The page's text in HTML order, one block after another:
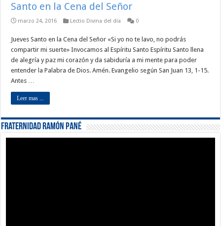
Santo en la Cena del Señor
marzo 24, 2016 Lectio Divina del día 0
Jueves Santo en la Cena del Señor «Si yo no te lavo, no podrás
compartir mi suerte» Invocamos al Espíritu Santo Espíritu Santo llena
de alegría y paz mi corazón y da sabiduría a mi mente para poder
entender la Palabra de Dios. Amén. Evangelio según San Juan 13, 1-15.
Antes …
Leer mas ...
Fraternidad Ramón Pané